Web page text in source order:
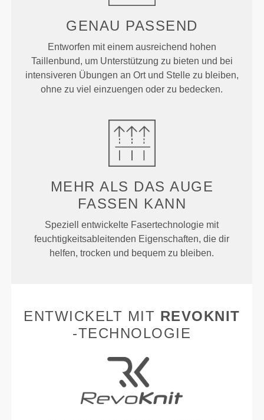
GENAU PASSEND
Entworfen mit einem ausreichend hohen
Taillenbund, um Unterstützung zu bieten und bei
intensiveren Übungen an Ort und Stelle zu bleiben,
ohne zu viel einzuengen oder zu bedecken.
MEHR ALS DAS AUGE
FASSEN KANN
Speziell entwickelte Fasertechnologie mit
feuchtigkeitsableitenden Eigenschaften, die dir
helfen, trocken und bequem zu bleiben.
ENTWICKELT MIT REVOKNIT
-TECHNOLOGIE